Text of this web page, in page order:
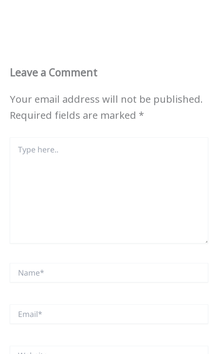
Leave a Comment
Your email address will not be published.
Required fields are marked *
here..